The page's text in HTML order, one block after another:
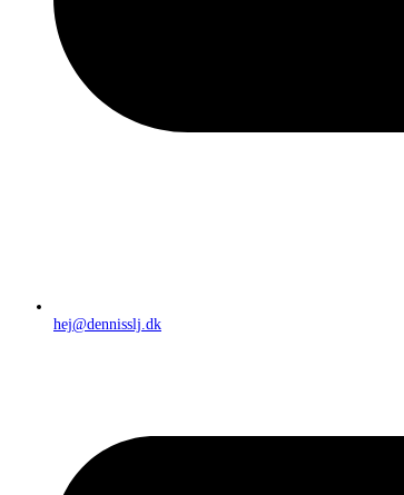
hej@dennisslj.dk